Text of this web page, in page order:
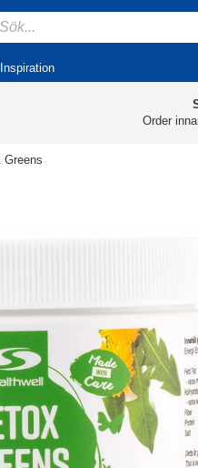
Inspiration
Order
Greens